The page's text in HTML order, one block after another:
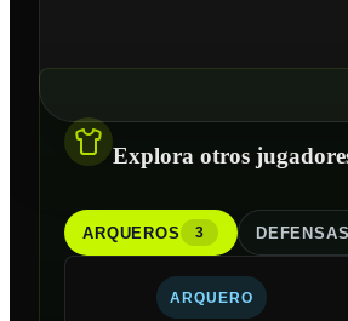
Explora otros
ARQUEROS 3 DEFENSA
ARQUERO